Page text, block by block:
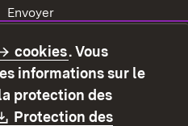
Envoyer
Déclaration sur
l'accessibilité
Signaler un lien brisé
cookies. Vous
informations sur le
protection des
Download:
Protection des